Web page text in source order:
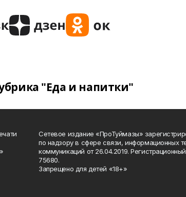
"Еда и напитки"
Сетевое издание «ПроТуймазы»
по надзору в сфере связи, информационных
коммуникаций от 26.04.2019.
75680.
Запрещено для детей «18+»